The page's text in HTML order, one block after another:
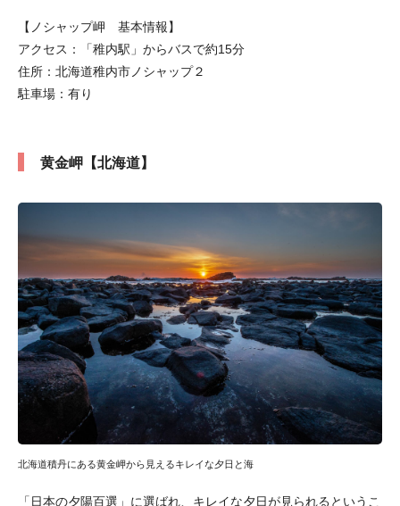
【ノシャップ岬 基本情報】
アクセス：「稚内駅」からバスで約15分
住所：北海道稚内市ノシャップ２
駐車場：有り
黄金岬【北海道】
北海道積丹にある黄金岬から見えるキレイな夕日と海
「日本の夕陽百選」に選ばれ、キレイな夕日が見られるというこ